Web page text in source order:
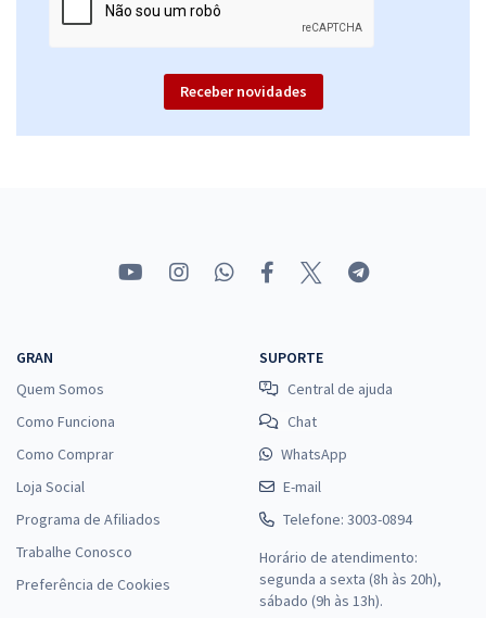
Receber novidades
GRAN
Quem Somos
Como Funciona
Como Comprar
Loja Social
Programa de Afiliados
Trabalhe Conosco
Preferência de Cookies
SUPORTE
Central de ajuda
Chat
WhatsApp
E-mail
Telefone: 3003-0894
Horário de atendimento:
segunda a sexta (8h às 20h),
sábado (9h às 13h).